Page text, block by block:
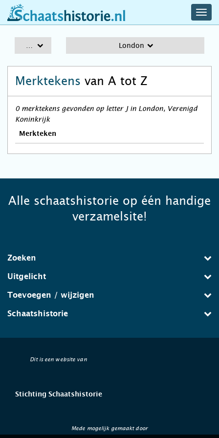
schaatshistorie.nl
London
Merktekens van A tot Z
0 merktekens gevonden op letter J in London, Verenigd
Koninkrijk
Merkteken
Alle schaatshistorie op één handige
verzamelsite!
Zoeken
Uitgelicht
Toevoegen / wijzigen
Schaatshistorie
Dit is een website van
Stichting Schaatshistorie
Mede mogelijk gemaakt door